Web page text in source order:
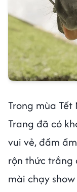
Trong mùa
Trang đã có
vui vẻ, đầm
rộn thức
mài chạy